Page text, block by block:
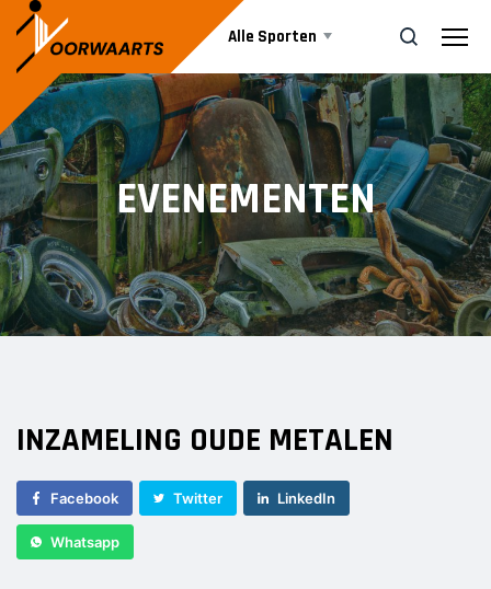
Alle Sporten
Nieuws
Events
Business
Vrijwilliger worden
Sponsor worden
ZOEK
EVENEMENTEN
INZAMELING OUDE METALEN
Facebook Twitter LinkedIn
Whatsapp